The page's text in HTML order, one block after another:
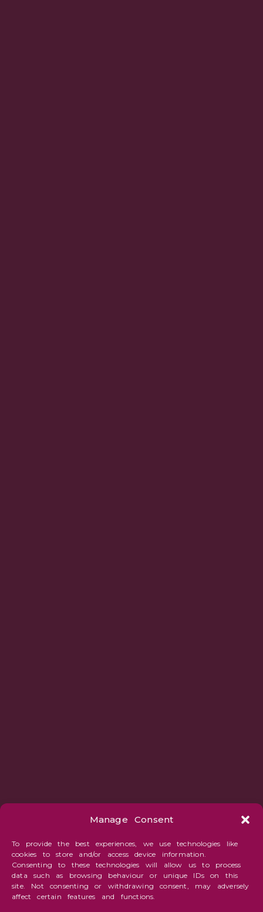
Manage Consent
To provide the best experiences, we use technologies like
cookies to store and/or access device information.
Consenting to these technologies will allow us to process
data such as browsing behaviour or unique IDs on this
site. Not consenting or withdrawing consent, may adversely
affect certain features and functions.